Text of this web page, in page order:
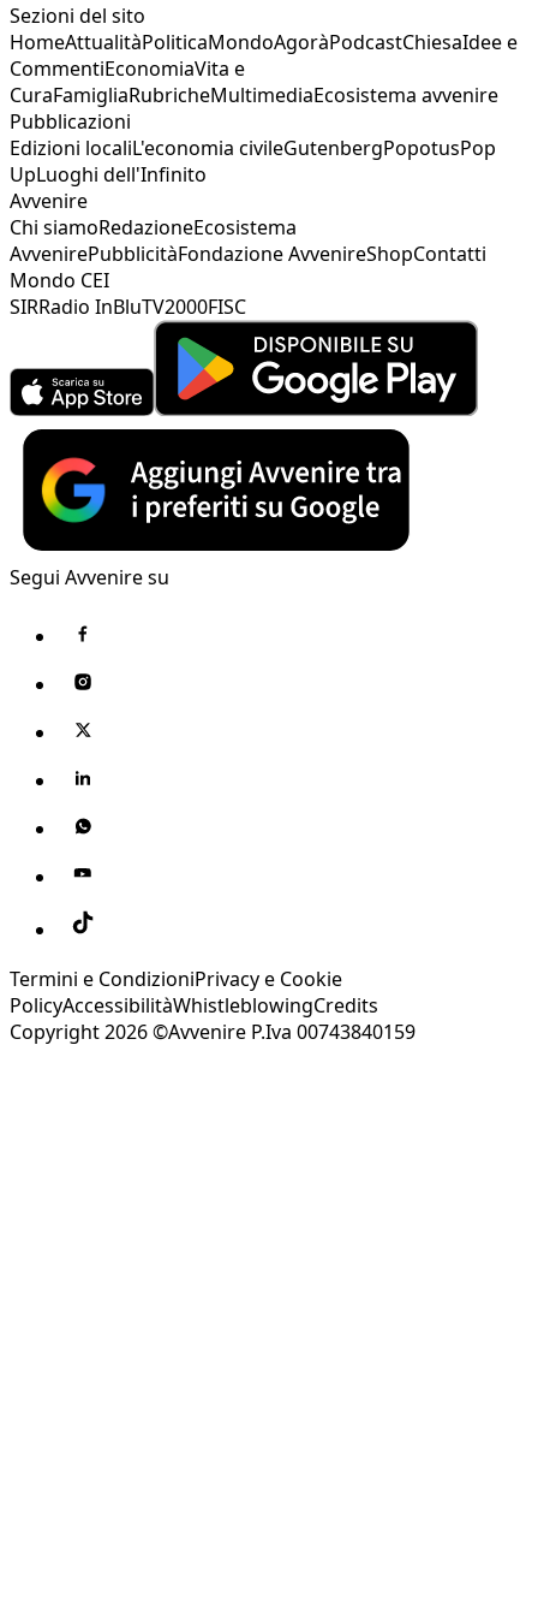
Sezioni del sito
HomeAttualitàPoliticaMondoAgoràPodcastChiesaIdee e
CommentiEconomiaVita e
CuraFamigliaRubricheMultimediaEcosistema avvenire
Pubblicazioni
Edizioni localiL'economia civileGutenbergPopotusPop
UpLuoghi dell'Infinito
Avvenire
Chi siamoRedazioneEcosistema
AvvenirePubblicitàFondazione AvvenireShopContatti
Mondo CEI
SIRRadio InBluTV2000FISC
Segui Avvenire su
Termini e CondizioniPrivacy e Cookie
PolicyAccessibilitàWhistleblowingCredits
Copyright 2026 ©Avvenire P.Iva 00743840159